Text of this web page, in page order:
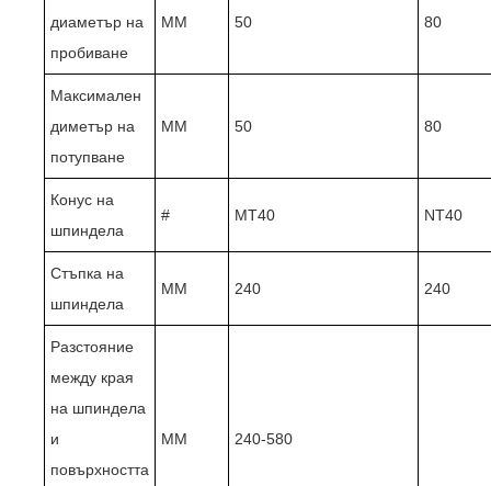
диаметър на
пробиване
ММ 50 80
Максимален
диметър на
потупване
ММ 50 80
Конус на
шпиндела
# MT40 NT40
Стъпка на
шпиндела
ММ 240 240
Разстояние
между края
на шпиндела
и
повърхността
ММ 240-580